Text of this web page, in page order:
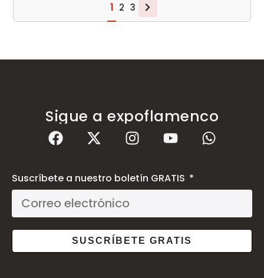
1 2 3
Suscríbete a nuestro boletín GRATIS
SUSCRÍBETE GRATIS
Sigue a expoflamenco